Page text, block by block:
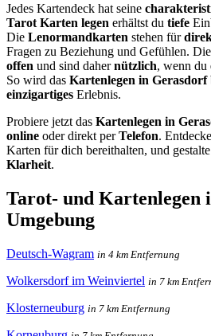
Jedes Kartendeck hat seine
Tarot Karten legen erhältst du tiefe
Die Lenormandkarten stehen für
Fragen zu Beziehung und Gefühlen. Die
offen und sind dahernützlich, wenn du
So wird das Kartenlegen in Gerasdorf
einzigartiges Erlebnis.
Probiere jetzt das Kartenlegen in
online oder direkt perTelefon.
Karten für dich bereithalten, und
Klarheit.
Tarot- und Kartenlegen
Umgebung
Deutsch-Wagram in 4 km Entfernung
Wolkersdorf im Weinviertel in 7 km
Klosterneuburg in 7 km Entfernung